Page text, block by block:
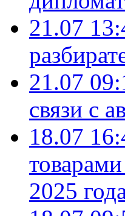
21.07
21.07
связи с
18.07
2025